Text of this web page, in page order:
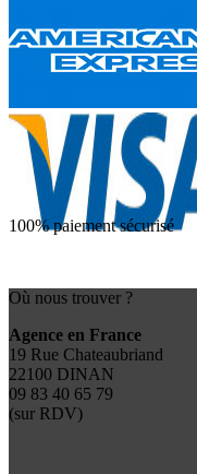
100% paiement sécurisé
Où nous trouver ?
Agence en France
19 Rue Chateaubriand
22100 DINAN
09 83 40 65 79
(sur RDV)